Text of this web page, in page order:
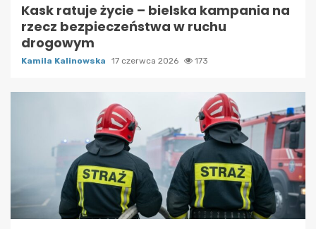
Kask ratuje życie – bielska kampania na
rzecz bezpieczeństwa w ruchu
drogowym
Kamila Kalinowska 17 czerwca 2026 173